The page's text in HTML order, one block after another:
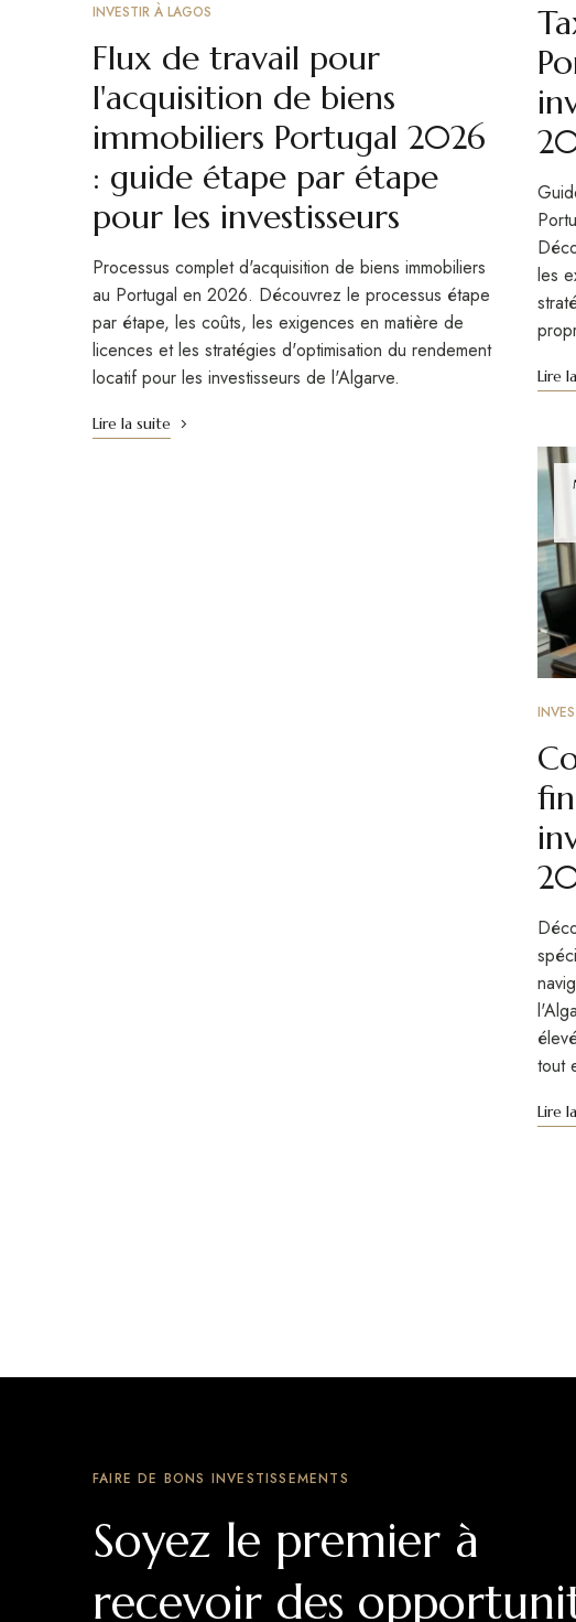
INVESTIR À LAGOS
Flux de travail pour
l'acquisition de biens
immobiliers Portugal 2026
: guide étape par étape
pour les investisseurs
Processus complet d'acquisition de biens immobiliers
au Portugal en 2026. Découvrez le processus étape
par étape, les coûts, les exigences en matière de
licences et les stratégies d'optimisation du rendement
locatif pour les investisseurs de l'Algarve.
Lire la suite
les
Lire
tout
Lire
FAIRE DE BONS INVESTISSEMENTS
Soyez le premier à
recevoir des